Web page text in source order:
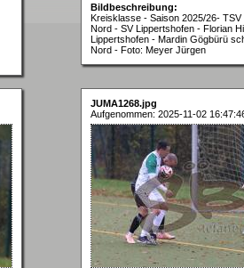
Bildbeschreibung:
Kreisklasse - Saison 2025/26- TSV
Nord - SV Lippertshofen - Florian
Lippertshofen - Mardin Gögbürü
Nord - Foto: Meyer Jürgen
JUMA1268.jpg
Aufgenommen: 2025-11-02